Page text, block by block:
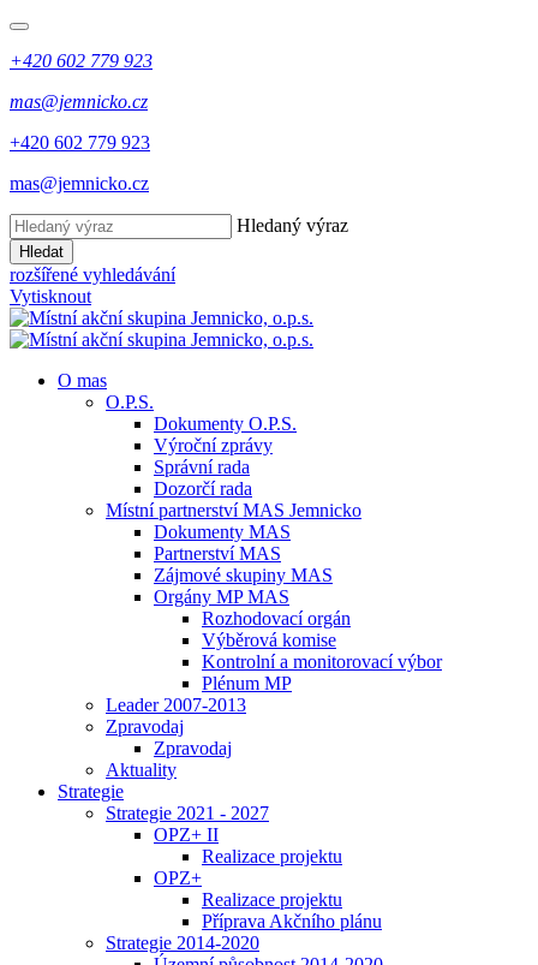
+420 602 779 923
mas@jemnicko.cz
+420 602 779 923
mas@jemnicko.cz
Hledaný výraz
Hledat
rozšířené vyhledávání
Vytisknout
O mas
O.P.S.
Dokumenty O.P.S.
Výroční zprávy
Správní rada
Dozorčí rada
Místní partnerství MAS Jemnicko
Dokumenty MAS
Partnerství MAS
Zájmové skupiny MAS
Orgány MP MAS
Rozhodovací orgán
Výběrová komise
Kontrolní a monitorovací výbor
Plénum MP
Leader 2007-2013
Zpravodaj
Zpravodaj
Aktuality
Strategie
Strategie 2021 - 2027
OPZ+ II
Realizace projektu
OPZ+
Realizace projektu
Příprava Akčního plánu
Strategie 2014-2020